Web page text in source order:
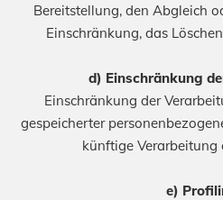
Bereitstellung, den Abgleich
Einschränkung, das
d) Einschränkung
Einschränkung der
gespeicherter
künftige Verarbeitung
e)